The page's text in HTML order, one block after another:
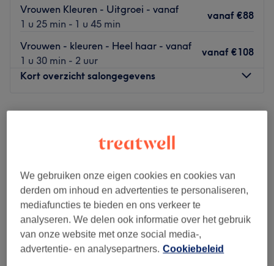
Vrouwen Kleuren - Uitgroei - vanaf
1 u 25 min - 1 u 45 min
vanaf €88
Vrouwen - kleuren - Heel haar - vanaf
1 u 30 min - 2 uur
vanaf €108
Kort overzicht salongegevens
Maandag
Gesloten
Zaterdag
09:00–17:00
Zondag
Gesloten
Salihairstylistis een gerenommeerde kapsalon in Deurne,
ideaal voor iedereen die wil ontsnappen aan de
dagelijkse drukte en zichzelf wil verwennen met een
We gebruiken onze eigen cookies en cookies van
derden om inhoud en advertenties te personaliseren,
mediafuncties te bieden en ons verkeer te
analyseren. We delen ook informatie over het gebruik
van onze website met onze social media-,
advertentie- en analysepartners. Cookiebeleid